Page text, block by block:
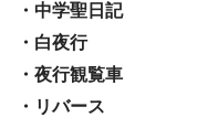
・中学聖日記
・白夜行
・夜行観覧車
・リバース